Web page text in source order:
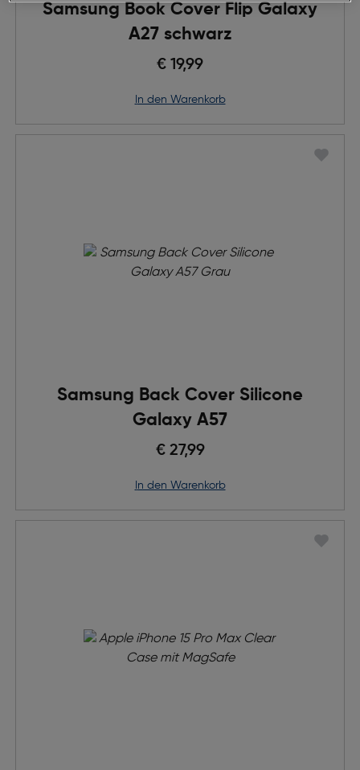
Samsung Book Cover Flip Galaxy
A27 schwarz
€ 19,99
in den Warenkorb
Samsung Back Cover Silicone
Galaxy A57
€ 27,99
in den Warenkorb